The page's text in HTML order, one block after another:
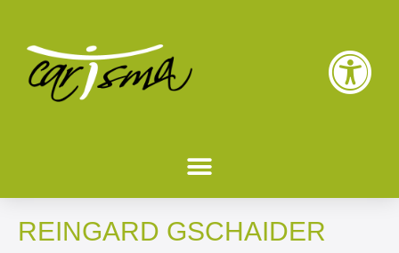
REINGARD GSCHAIDER